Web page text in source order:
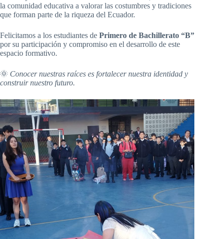
la comunidad educativa a valorar las costumbres y tradiciones
que forman parte de la riqueza del Ecuador.
Felicitamos a los estudiantes de Primero de Bachillerato “B”
por su participación y compromiso en el desarrollo de este
espacio formativo.
🌞 Conocer nuestras raíces es fortalecer nuestra identidad y
construir nuestro futuro.